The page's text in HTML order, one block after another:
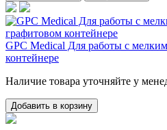
GPC Medical Для работы с
контейнере
Наличие товара уточняйте у
Добавить в корзину